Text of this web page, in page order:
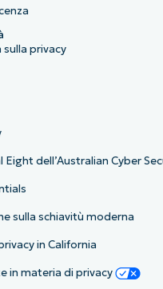
privacy
Eight dell’Australian Cyber
sulla schiavitù moderna
in California
in materia di privacy